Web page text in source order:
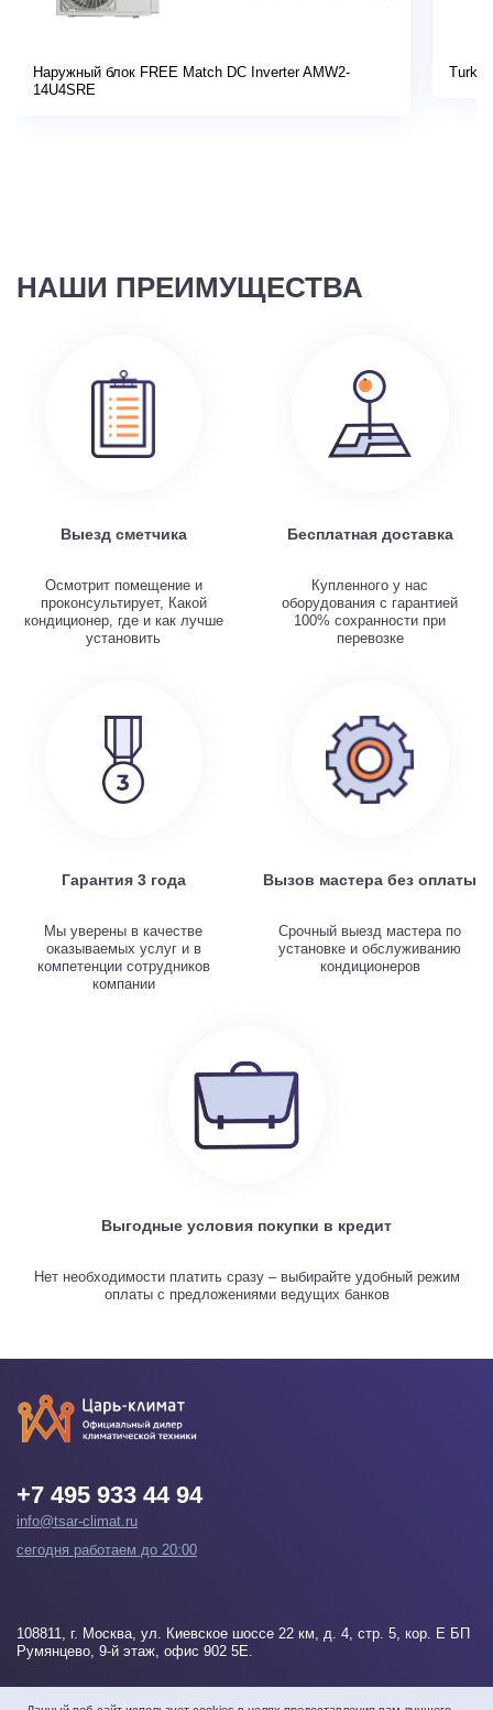
Наружный блок FREE Match DC Inverter AMW2-
14U4SRE
НАШИ ПРЕИМУЩЕСТВА
Выезд сметчика
Осмотрит помещение и
проконсультирует, Какой
кондиционер, где и как лучше
установить
Бесплатная доставка
Купленного у нас
оборудования с гарантией
100% сохранности при
перевозке
Гарантия 3 года
Мы уверены в качестве
оказываемых услуг и в
компетенции сотрудников
компании
Вызов мастера без оплаты
Срочный выезд мастера по
установке и обслуживанию
кондиционеров
Выгодные условия покупки в кредит
Нет необходимости платить сразу – выбирайте удобный режим
оплаты с предложениями ведущих банков
+7 495 933 44 94
info@tsar-climat.ru
сегодня работаем до 20:00
108811, г. Москва, ул. Киевское шоссе 22 км, д. 4, стр. 5, кор. Е БП
Румянцево, 9-й этаж, офис 902 5Е.
Напишите нам